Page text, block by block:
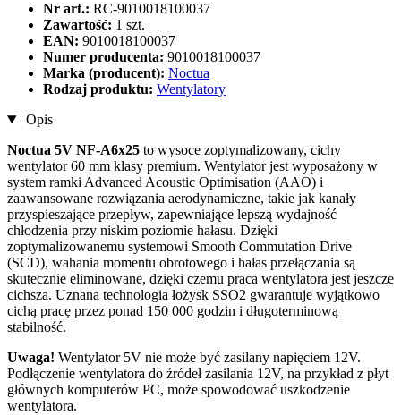
Nr art.: RC-9010018100037
Zawartość: 1 szt.
EAN: 9010018100037
Numer producenta: 9010018100037
Marka (producent): Noctua
Rodzaj produktu: Wentylatory
Opis
Noctua 5V NF-A6x25 to wysoce zoptymalizowany, cichy
wentylator60 mm klasy premium. Wentylator jest wyposażony w
system ramki Advanced Acoustic Optimisation (AAO) i
zaawansowane rozwiązania aerodynamiczne, takie jak kanały
przyspieszające przepływ, zapewniające lepszą wydajność
chłodzenia przy niskim poziomie hałasu. Dzięki
zoptymalizowanemu systemowi Smooth Commutation Drive
(SCD), wahania momentu obrotowego i hałas przełączania są
skutecznie eliminowane, dzięki czemu praca wentylatora jest jeszcze
cichsza. Uznana technologia łożysk SSO2 gwarantuje wyjątkowo
cichą pracę przez ponad 150 000 godzin i długoterminową
stabilność.
Uwaga! Wentylator 5V nie może być zasilany napięciem 12V.
Podłączenie wentylatora do źródeł zasilania 12V, na przykład z płyt
głównych komputerów PC, może spowodować uszkodzenie
wentylatora.